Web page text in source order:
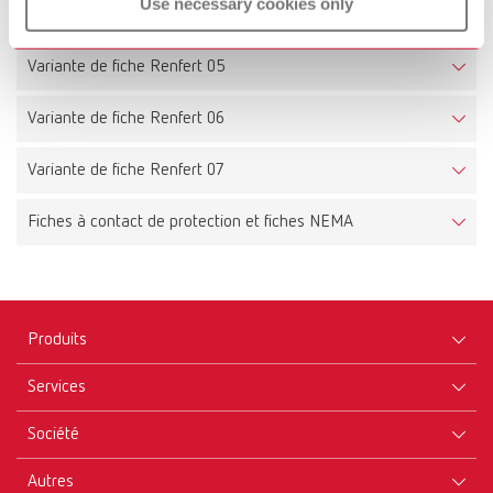
Variante de fiche Renfert 04
Variante de fiche Renfert 05
Variante de fiche Renfert 06
Variante de fiche Renfert 07
Fiches à contact de protection et fiches NEMA
changent pas, les appareils peuvent être commandés
normalement.
Produits
Instruments
Consommables
Services
Téléchargements
Société
Autres